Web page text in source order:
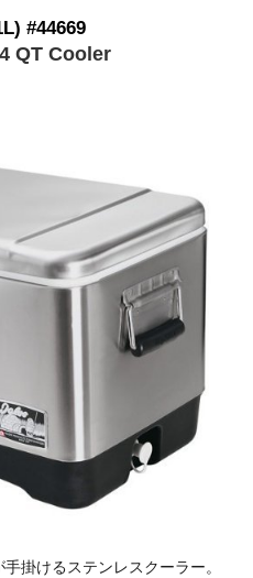
#44669
QT Cooler
掛けるステンレスクーラー。